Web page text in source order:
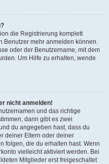
die Registrierung komplett
Benutzer mehr anmelden können.
oder der Benutzername, mit dem
Um Hilfe zu erhalten, wende
nicht anmelden!
und das richtige
dann gibt es zwei
du angegeben hast, dass du
deiner Eltern oder deiner
folgen, die du erhalten hast. Wenn
vielleicht aktiviert werden. Bei
Mitglieder erst freigeschaltet